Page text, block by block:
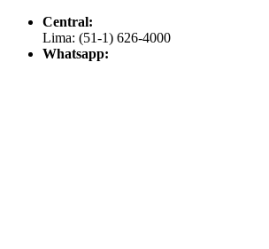
Central:
Lima: (51-1) 626-4000
Whatsapp: